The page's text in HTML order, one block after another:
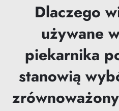
Dlaczego
używane
piekarnika
stanowią